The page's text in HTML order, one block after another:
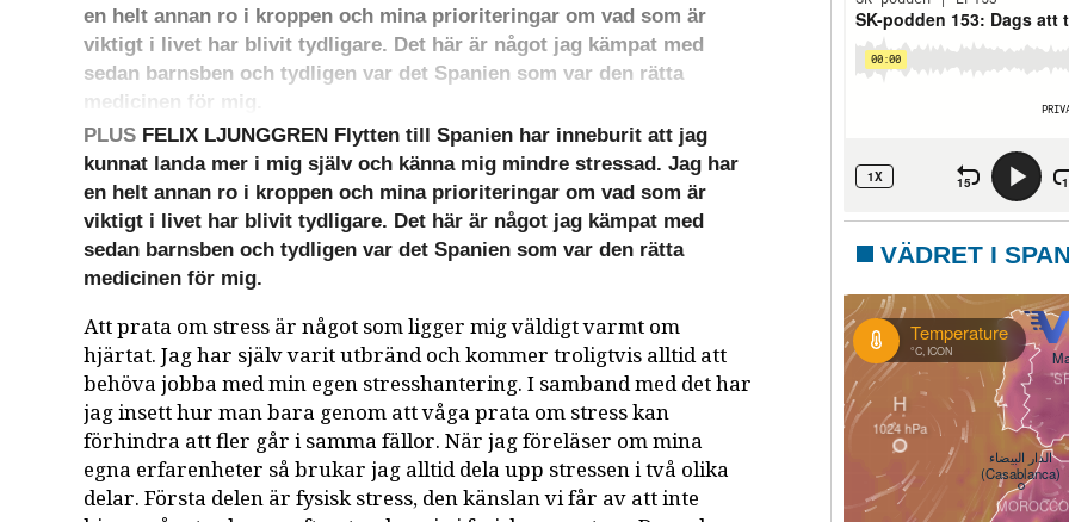
en helt annan ro i kroppen och mina prioriteringar om vad som är
viktigt i livet har blivit tydligare. Det här är något jag kämpat med
sedan barnsben och tydligen var det Spanien som var den rätta
medicinen för mig.
PLUS FELIX LJUNGGREN Flytten till Spanien har inneburit att jag
kunnat landa mer i mig själv och känna mig mindre stressad. Jag har
en helt annan ro i kroppen och mina prioriteringar om vad som är
viktigt i livet har blivit tydligare. Det här är något jag kämpat med
sedan barnsben och tydligen var det Spanien som var den rätta
medicinen för mig.
Att prata om stress är något som ligger mig väldigt varmt om
hjärtat. Jag har själv varit utbränd och kommer troligtvis alltid att
behöva jobba med min egen stresshantering. I samband med det har
jag insett hur man bara genom att våga prata om stress kan
förhindra att fler går i samma fällor. När jag föreläser om mina
egna erfarenheter så brukar jag alltid dela upp stressen i två olika
delar. Första delen är fysisk stress, den känslan vi får av att inte
VÄDRET I